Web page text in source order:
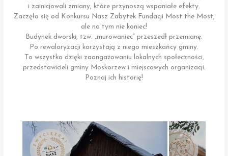
i zainicjowali zmiany, które przynoszą wspaniałe efekty.
Zaczęło się od Konkursu Nasz Zabytek Fundacji Most the Most,
ale na tym nie koniec!
Budynek dworski, tzw. „murowaniec” przeszedł przemianę.
Po rewaloryzacji korzystają z niego mieszkańcy gminy.
To wszystko dzięki zaangażowaniu lokalnych społeczności,
przedstawicieli gminy Moskorzew i miejscowych organizacji.
Poznaj ich historię!